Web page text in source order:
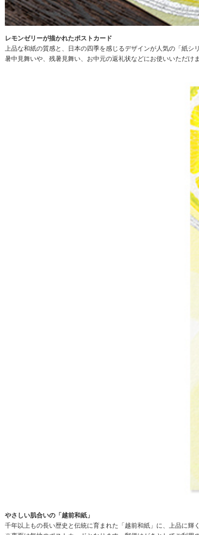
レモンゼリーが描かれたポストカード
上品な和紙の質感と、日本の四季を感じるデザインが人気の「紙
暑中見舞いや、残暑見舞い、お中元の返礼状などにお使いいただけま
やさしい肌合いの「越前和紙」
千年以上もの長い歴史と伝統に育まれた「越前和紙」に、上品に輝